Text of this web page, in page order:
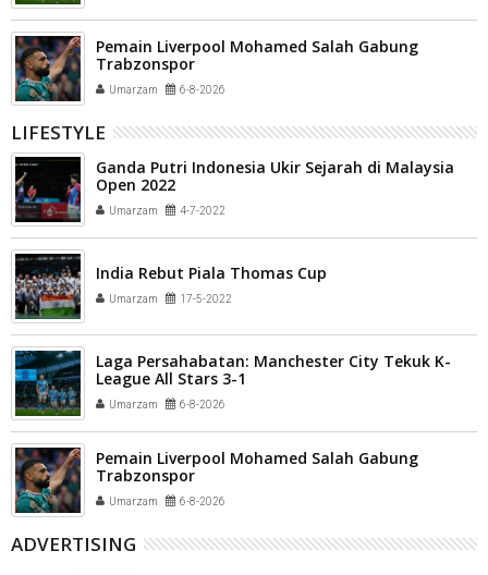
Pemain Liverpool Mohamed Salah Gabung
Trabzonspor
Umarzam 6-8-2026
LIFESTYLE
Ganda Putri Indonesia Ukir Sejarah di Malaysia
Open 2022
Umarzam 4-7-2022
India Rebut Piala Thomas Cup
Umarzam 17-5-2022
Laga Persahabatan: Manchester City Tekuk K-
League All Stars 3-1
Umarzam 6-8-2026
Pemain Liverpool Mohamed Salah Gabung
Trabzonspor
Umarzam 6-8-2026
ADVERTISING